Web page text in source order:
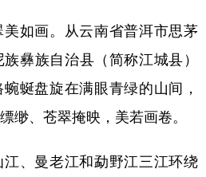
教育
社会
图片
服务 云南故事
趣看文物
如画。从云南省普洱市思茅
彝族自治县（简称江城县）
蜒盘旋在满眼青绿的山间，
缈、苍翠掩映，美若画卷。
、曼老江和勐野江三江环绕